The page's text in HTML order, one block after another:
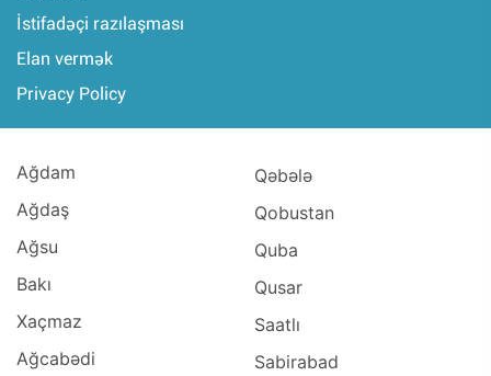
İstifadəçi razılaşması
Elan vermək
Privacy Policy
Ağdam
Ağdaş
Ağsu
Bakı
Xaçmaz
Ağcabədi
Qəbələ
Qobustan
Quba
Qusar
Saatlı
Sabirabad